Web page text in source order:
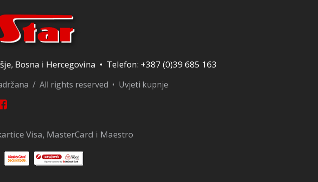
Bosna i Hercegovina • Telefon: +387 (0)39 685 163
/ All rights reserved • Uvjeti kupnje
Visa, MasterCard i Maestro